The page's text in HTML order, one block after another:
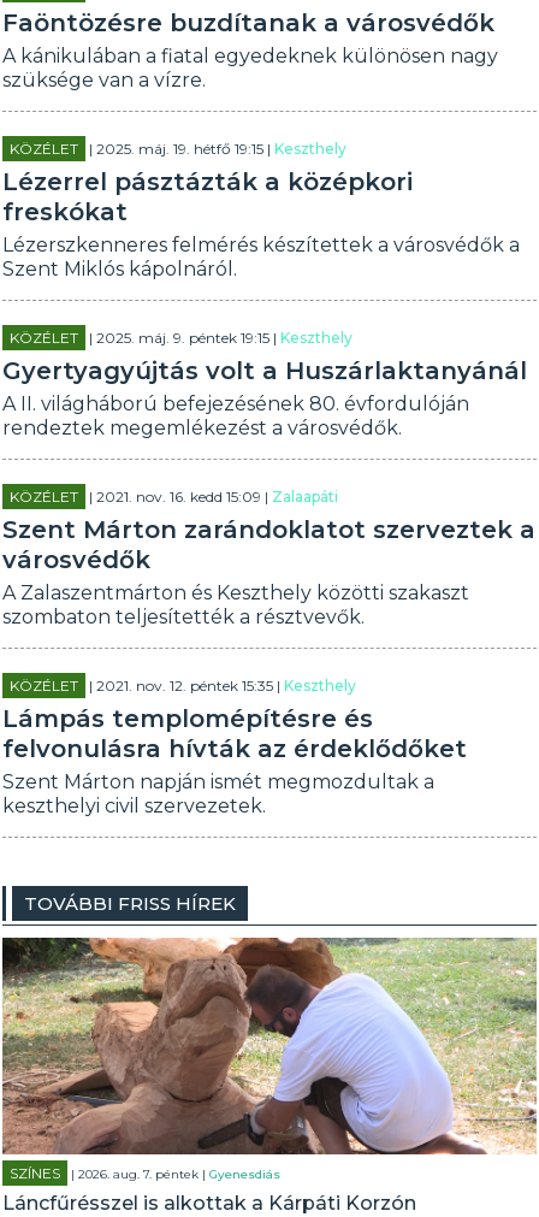
Faöntözésre buzdítanak a városvédők
A kánikulában a fiatal egyedeknek különösen nagy
szüksége van a vízre.
KÖZÉLET | 2025. máj. 19. hétfő 19:15 |Keszthely
Lézerrel pásztázták a középkori
freskókat
Lézerszkenneres felmérés készítettek a városvédők a
Szent Miklós kápolnáról.
KÖZÉLET | 2025. máj. 9. péntek 19:15 |Keszthely
Gyertyagyújtás volt a Huszárlaktanyánál
A II. világháború befejezésének 80. évfordulóján
rendeztek megemlékezést a városvédők.
KÖZÉLET | 2021. nov. 16. kedd 15:09 | Zalaapáti
Szent Márton zarándoklatot szerveztek a
városvédők
A Zalaszentmárton és Keszthely közötti szakaszt
szombaton teljesítették a résztvevők.
KÖZÉLET | 2021. nov. 12. péntek 15:35 |Keszthely
Lámpás templomépítésre és
felvonulásra hívták az érdeklődőket
Szent Márton napján ismét megmozdultak a
keszthelyi civil szervezetek.
TOVÁBBI FRISS HÍREK
SZÍNES | 2026. aug. 7. péntek |Gyenesdiás
Láncfűrésszel is alkottak a Kárpáti Korzón